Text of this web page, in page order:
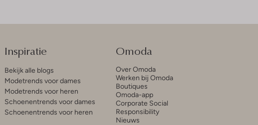
Inspiratie
Bekijk alle blogs
Modetrends voor dames
Modetrends voor heren
Schoenentrends voor dames
Schoenentrends voor heren
Omoda
Over Omoda
Werken bij Omoda
Boutiques
Omoda-app
Corporate Social
Responsibility
Nieuws